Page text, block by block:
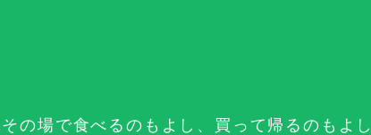
の場で食べるのもよし、買って帰るのもよ